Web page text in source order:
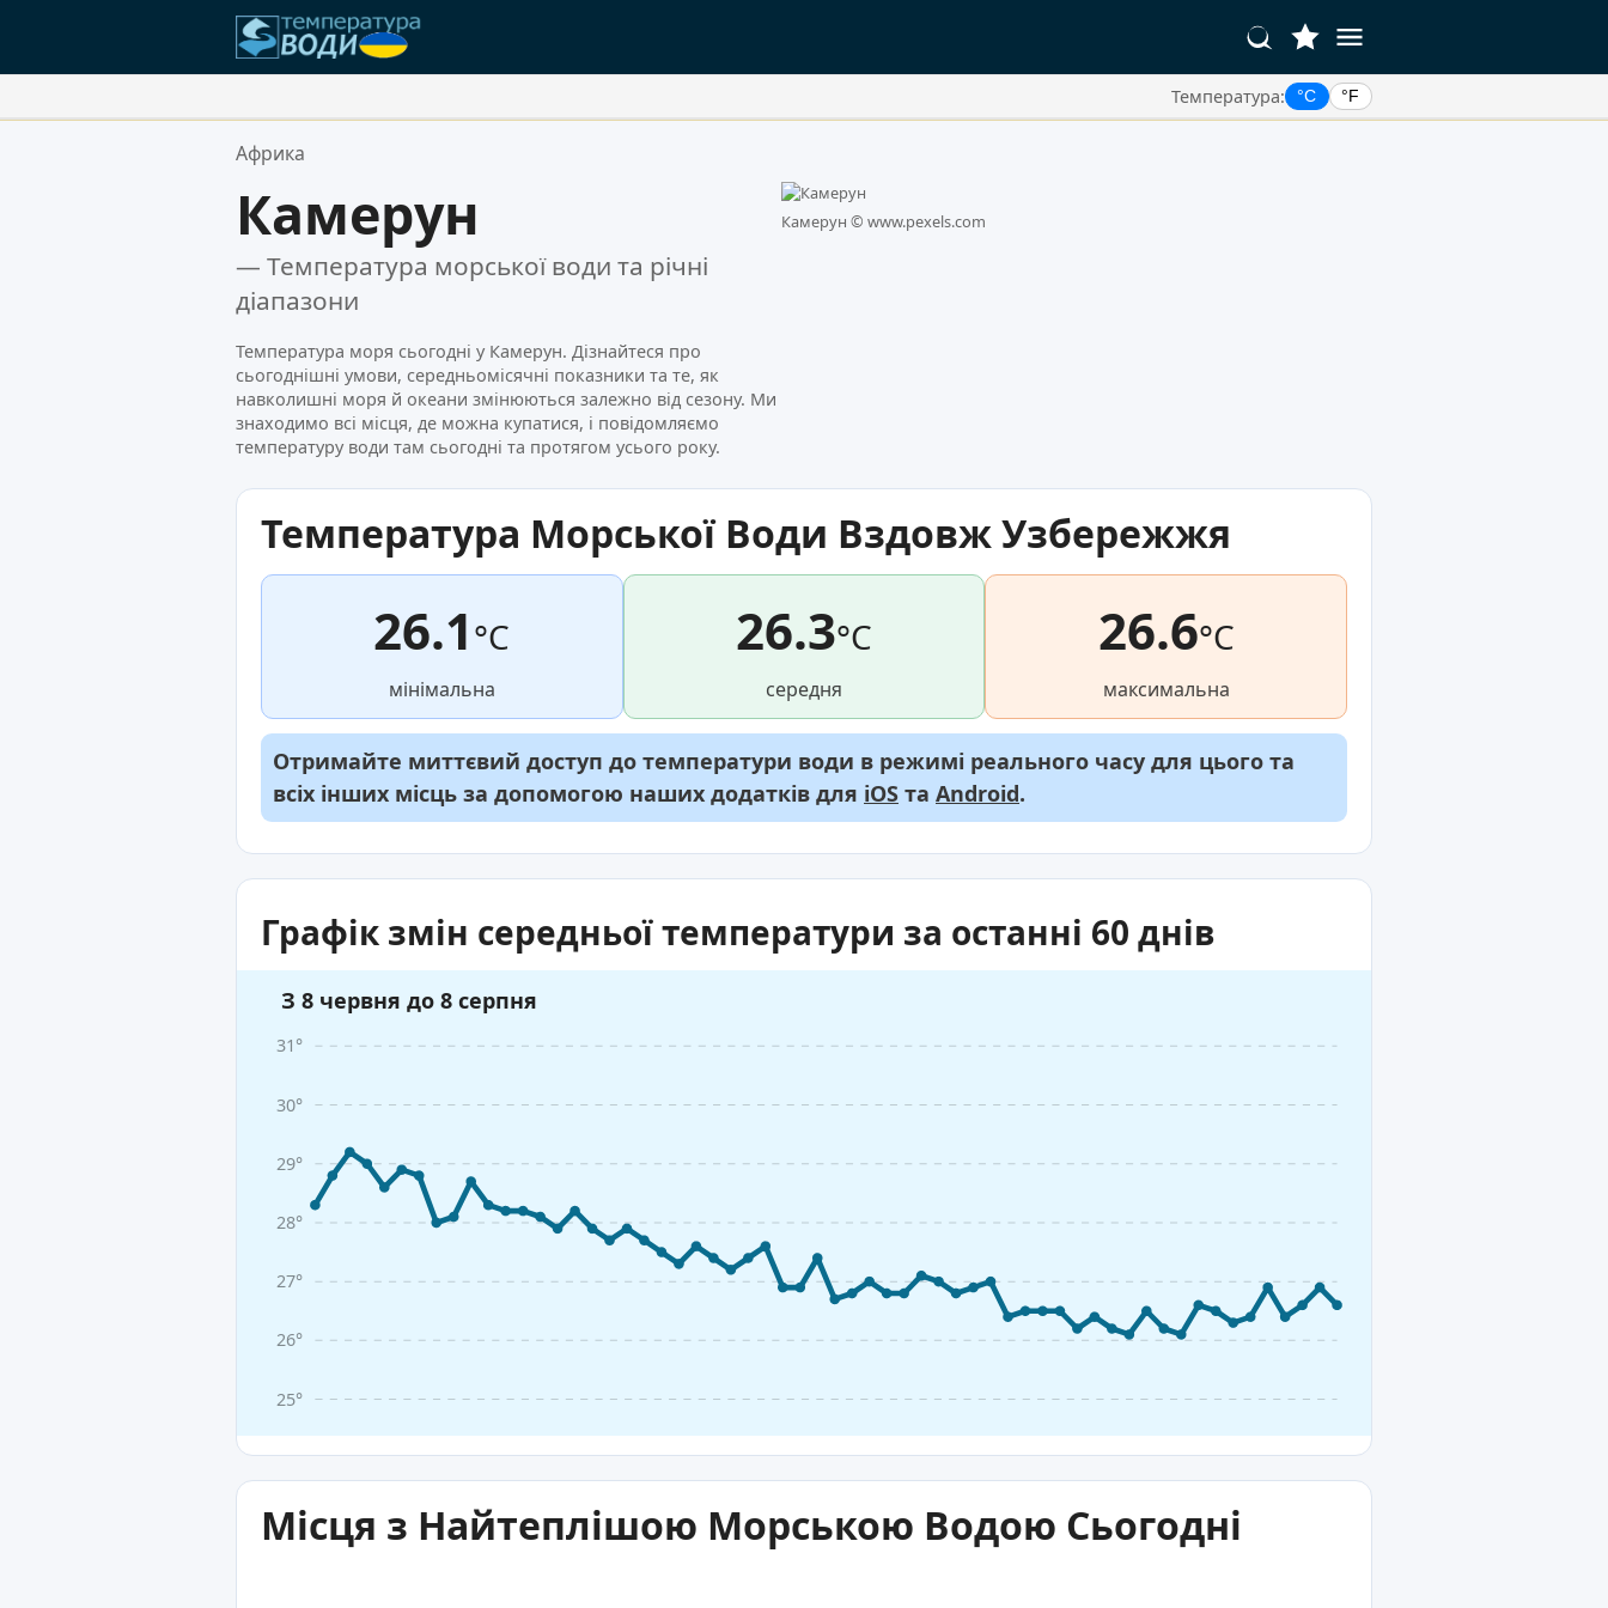
Температура: °C °F
Ваші Улюблені Місця:
Африка
Камерун
— Температура морської води та річні
діапазони
Температура моря сьогодні у Камерун. Дізнайтеся про
сьогоднішні умови, середньомісячні показники та те, як
навколишні моря й океани змінюються залежно від сезону. Ми
знаходимо всі місця, де можна купатися, і повідомляємо
температуру води там сьогодні та протягом усього року.
Камерун © www.pexels.com
Температура Морської Води Вздовж Узбережжя
26.1°C
мінімальна
26.3°C
середня
26.6°C
максимальна
Отримайте миттєвий доступ до температури води в режимі реального часу для цього та
всіх інших місць за допомогою наших додатків для iOS та Android.
Графік змін середньої температури за останні 60 днів
З 8 червня до 8 серпня
25°
26°
27°
28°
29°
30°
31°
Місця з Найтеплішою Морською Водою Сьогодні